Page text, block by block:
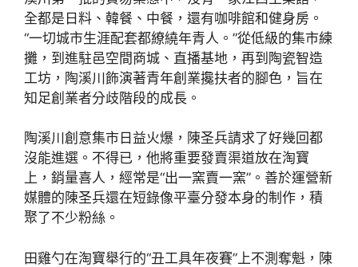
全都是日料、韓餐、中餐，還有咖啡館和健身房。
“一切城市生涯配套都繚繞年青人。”從低級的集市練
攤，到進駐邑空間商城、直播基地，再到陶瓷智造
工坊，陶溪川飾演著青年創業攙扶者的腳色，旨在
知足創業者分歧階段的成長。
陶溪川創意集市日益火爆，陳圣兵請求了好幾回都
沒能進選。不得已，他將重要發賣渠道放在淘寶
上，銷量喜人，經常是“出一窯賣一窯”。善於運營新
媒體的陳圣兵還在短錄像平臺分發本身的制作，積
聚了不少粉絲。
田雞勺在淘寶舉行的“丑工具年夜賽”上不測奪魁，陳